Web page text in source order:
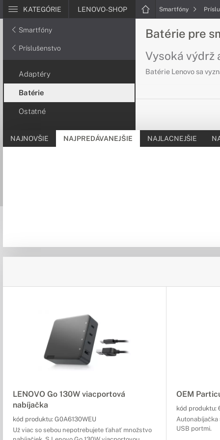
KATEGÓRIE LENOVO-SHOP Smartfóny
Smartfóny
Príslušenstvo
Adaptéry
Batérie
Ostatné
Batérie pre
Vysoká výdrž
Batérie Lenovo sa
NAJNOVŠIE NAJPREDÁVANEJŠIE NAJLACNEJŠIE
LENOVO Go 130W viacportová
nabíjačka
kód produktu: G0A6130WEU
Už viac so sebou nepotrebujete ťahať množstvo
OEM
kód produktu:
USB portmi.